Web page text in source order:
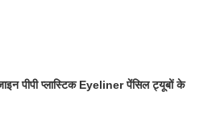
पीपी प्लास्टिक Eyeliner पेंसिल ट्यूबों के